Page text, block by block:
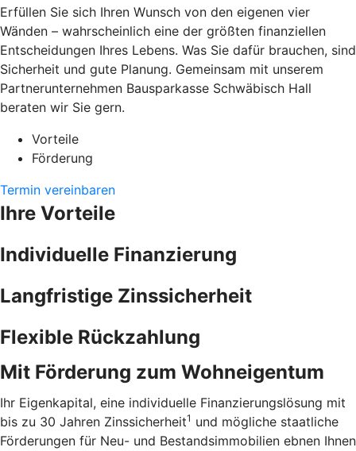
Erfüllen Sie sich Ihren Wunsch von den eigenen vier
Wänden – wahrscheinlich eine der größten finanziellen
Entscheidungen Ihres Lebens. Was Sie dafür brauchen, sind
Sicherheit und gute Planung. Gemeinsam mit unserem
Partnerunternehmen Bausparkasse Schwäbisch Hall
beraten wir Sie gern.
Vorteile
Förderung
Termin vereinbaren
Ihre Vorteile
Individuelle Finanzierung
Langfristige Zinssicherheit
Flexible Rückzahlung
Mit Förderung zum Wohneigentum
Ihr Eigenkapital, eine individuelle Finanzierungslösung mit
bis zu 30 Jahren Zinssicherheit1 und mögliche staatliche
Förderungen für Neu- und Bestandsimmobilien ebnen Ihnen